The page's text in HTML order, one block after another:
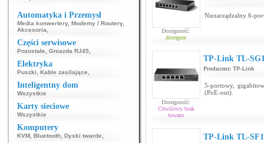
Automatyka i Przemysł
Media konwertery, Modemy / Routery,
Akcesoria
Części serwisowe
Pozostałe Gniazda RJ45
Elektryka
Puszki Kable zasilające
Inteligentny dom
Wszystkie
Karty sieciowe
Wszystkie
Komputery
KVM Bluetooth Dyski twarde
Dostępność:
dostępne
Niezarządzalny 6-
Dostępność:
Chwilowy brak
towaru
TP-Link TL-
Producent: TP-Link
5-portowy,
(PoE-out).
TP-Link TL-